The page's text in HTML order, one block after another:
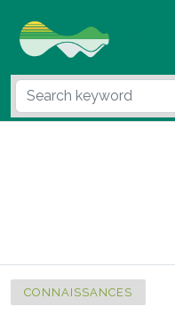
CONNAISSANCES